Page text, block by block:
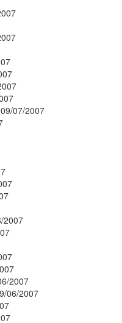
07/2007
2007
2007
06/2007